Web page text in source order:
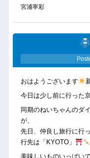
宮浦寧彩
おはようございます
今日は少し前に行った
同期のねいちゃんのダ
が、
先日、仲良し旅行に行
行先は「KYOTO」
美味しいものいっぱい